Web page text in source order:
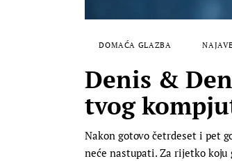
DOMAĆA GLAZBA NAJAVE
Denis &
tvog
Nakon gotovo četrdeset i pet
neće nastupati. Za rijetko